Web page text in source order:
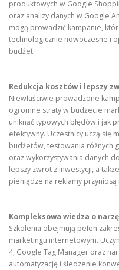
produktowych w Google
oraz analizy danych w Google
mogą prowadzić kampanie,
technologicznie nowoczesne i
budżet.
Redukcja kosztów i lepszy
Niewłaściwie prowadzone
ogromne straty w budżecie
uniknąć typowych błędów i jak
efektywny. Uczestnicy uczą się
budżetów, testowania różnych
oraz wykorzystywania danych
lepszy zwrot z inwestycji, a
pieniądze na reklamy
Kompleksowa wiedza o
Szkolenia obejmują pełen
marketingu internetowym.
4, Google Tag Manager oraz
automatyzację i śledzenie